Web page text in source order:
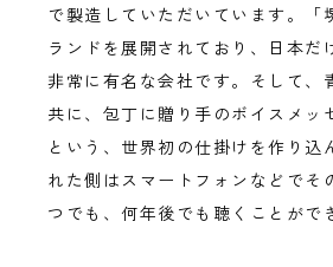
で製造していただいています。「
ランドを展開されており、日本だ
非常に有名な会社です。そして、
共に、包丁に贈り手のボイスメッ
という、世界初の仕掛けを作り込
れた側はスマートフォンなどでそ
つでも、何年後でも聴くことがで